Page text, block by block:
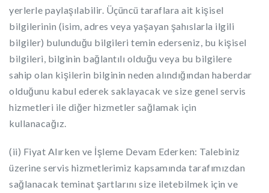
yerlerle paylaşılabilir. Üçüncü taraflara ait kişisel
bilgilerinin (isim, adres veya yaşayan şahıslarla ilgili
bilgiler) bulunduğu bilgileri temin ederseniz, bu kişisel
bilgileri, bilginin bağlantılı olduğu veya bu bilgilere
sahip olan kişilerin bilginin neden alındığından haberdar
olduğunu kabul ederek saklayacak ve size genel servis
hizmetleri ile diğer hizmetler sağlamak için
kullanacağız.
(ii) Fiyat Alırken ve İşleme Devam Ederken: Talebiniz
üzerine servis hizmetlerimiz kapsamında tarafımızdan
sağlanacak teminat şartlarını size iletebilmek için ve